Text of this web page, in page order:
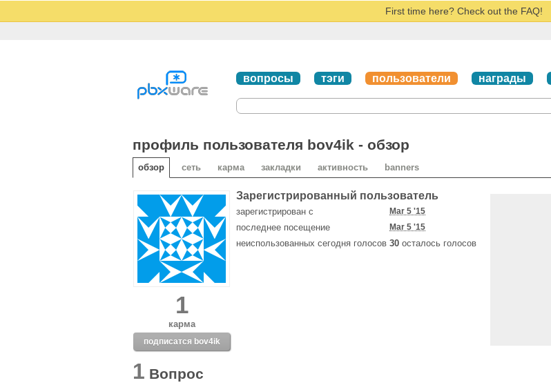
First time here? Check out the FAQ!
вопросы тэги пользователи награды
профиль пользователя bov4ik - обзор
обзор сеть карма закладки активность banners
1
карма
подписатся bov4ik
Зарегистрированный пользователь
зарегистрирован с Mar 5 '15
последнее посещение Mar 5 '15
неиспользованных сегодня голосов 30 осталось голосов
1 Вопрос